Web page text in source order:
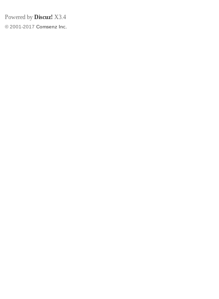
Powered by Discuz! X3.4
© 2001-2017 Comsenz Inc.